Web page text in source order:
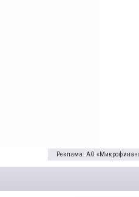
Реклама: АО